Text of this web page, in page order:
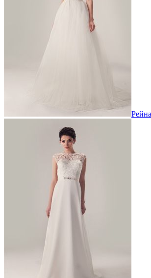
Рейна